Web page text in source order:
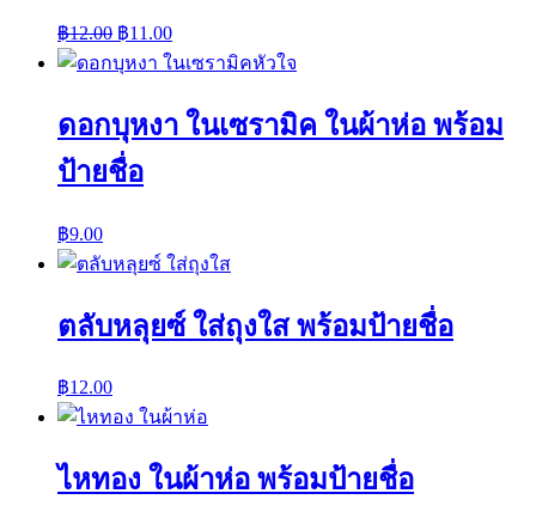
฿12.00 ฿11.00
ดอกบุหงา ในเซรามิค ในผ้าห่อ พร้อม
ป้ายชื่อ
฿9.00
ตลับหลุยซ์ ใส่ถุงใส พร้อมป้ายชื่อ
฿12.00
ไหทอง ในผ้าห่อ พร้อมป้ายชื่อ